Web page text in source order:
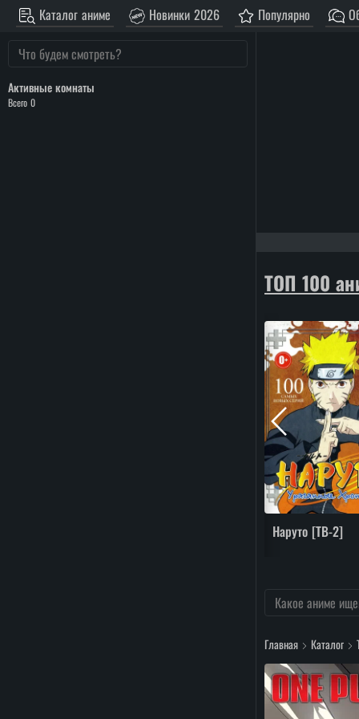
Каталог аниме Новинки 2026 Популярно
Активные комнаты
Всего 0
ТОП 100
Наруто [ТВ-2]
Главная Каталог